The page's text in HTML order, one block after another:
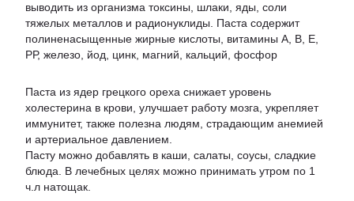
выводить из организма токсины, шлаки, яды, соли
тяжелых металлов и радионуклиды. Паста содержит
полиненасыщенные жирные кислоты, витамины А, В, Е,
РР, железо, йод, цинк, магний, кальций, фосфор
Паста из ядер грецкого ореха снижает уровень
холестерина в крови, улучшает работу мозга, укрепляет
иммунитет, также полезна людям, страдающим анемией
и артериальное давлением.
Пасту можно добавлять в каши, салаты, соусы, сладкие
блюда. В лечебных целях можно принимать утром по 1
ч.л натощак.